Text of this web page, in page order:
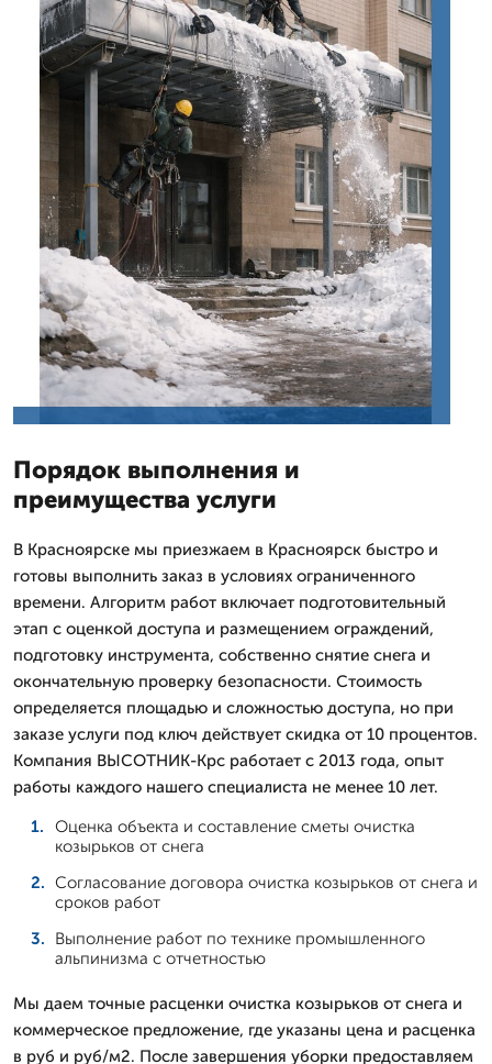
Порядок выполнения и
преимущества услуги
В Красноярске мы приезжаем в Красноярск быстро и
готовы выполнить заказ в условиях ограниченного
времени. Алгоритм работ включает подготовительный
этап с оценкой доступа и размещением ограждений,
подготовку инструмента, собственно снятие снега и
окончательную проверку безопасности. Стоимость
определяется площадью и сложностью доступа, но при
заказе услуги под ключ действует скидка от 10 процентов.
Компания ВЫСОТНИК-Крс работает с 2013 года, опыт
работы каждого нашего специалиста не менее 10 лет.
Оценка объекта и составление сметы очистка
козырьков от снега
Согласование договора очистка козырьков от снега и
сроков работ
Выполнение работ по технике промышленного
альпинизма с отчетностью
Мы даем точные расценки очистка козырьков от снега и
коммерческое предложение, где указаны цена и расценка
в руб и руб/м2. После завершения уборки предоставляем